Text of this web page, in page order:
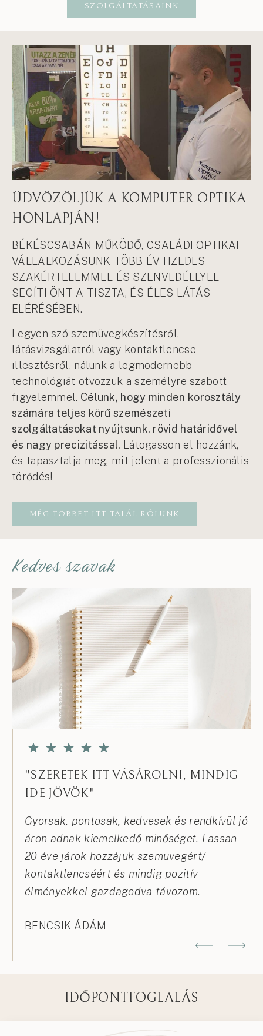
SZOLGÁLTATÁSAINK
ÜDVÖZÖLJÜK A KOMPUTER OPTIKA
HONLAPJÁN!
BÉKÉSCSABÁN MŰKÖDŐ, CSALÁDI OPTIKAI
VÁLLALKOZÁSUNK TÖBB ÉVTIZEDES
SZAKÉRTELEMMEL ÉS SZENVEDÉLLYEL
SEGÍTI ÖNT A TISZTA, ÉS ÉLES LÁTÁS
ELÉRÉSÉBEN.
Legyen szó szemüvegkészítésről,
látásvizsgálatról vagy kontaktlencse
illesztésről, nálunk a legmodernebb
technológiát ötvözzük a személyre szabott
figyelemmel. Célunk, hogy minden korosztály
számára teljes körű szemészeti
szolgáltatásokat nyújtsunk, rövid határidővel
és nagy precizitással.
Látogasson el hozzánk,
és tapasztalja meg, mit jelent a professzionális
törődés!
MÉG TÖBBET ITT TALÁL RÓLUNK
Kedves szavak
"SZERETEK ITT VÁSÁROLNI, MINDIG
IDE JÖVÖK"
Gyorsak, pontosak, kedvesek és rendkívül jó
áron adnak kiemelkedő minőséget. Lassan
20 éve járok hozzájuk szemüvegért/
kontaktlencséért és mindig pozitív
élményekkel gazdagodva távozom.
BENCSIK ÁDÁM
IDŐPONTFOGLALÁS